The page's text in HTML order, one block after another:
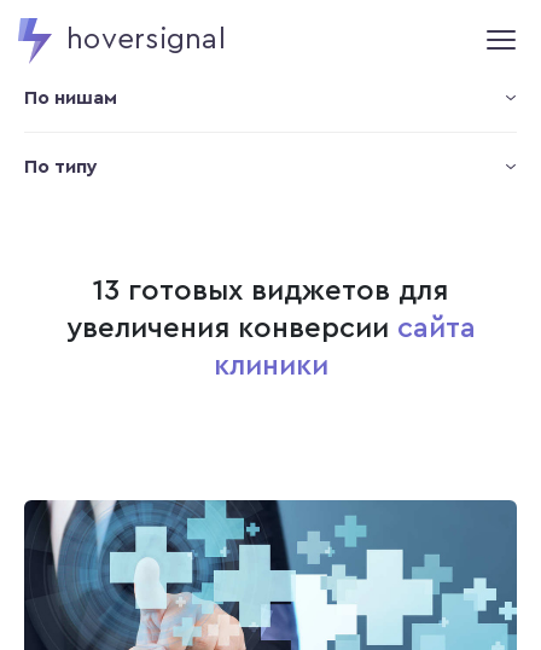
hoversignal
13 готовых виджетов для
увеличения конверсии сайта
клиники
По нишам
По типу